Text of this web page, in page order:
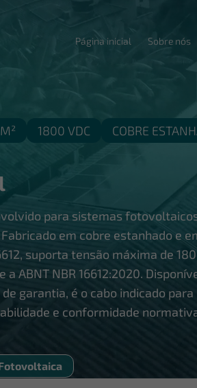
Página inicial Sobre nós
1800 VDC COBRE
para sistemas
em cobre estanhado e
suporta tensão máxima de
ABNT NBR 16612:2020.
garantia, é o cabo indicado para
e conformidade